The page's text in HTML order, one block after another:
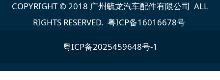
COPYRIGHT © 2018 广州毓龙汽车配件有限公司 ALL
RIGHTS RESERVED. 粤ICP备16016678号
粤ICP备2025459648号-1